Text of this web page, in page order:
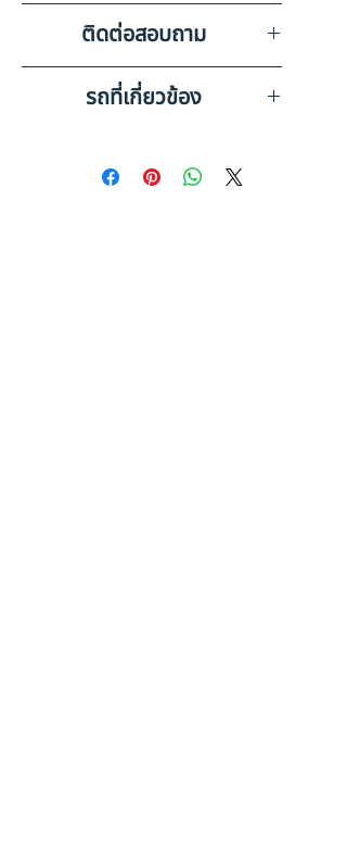
70-2415 สระแก้ว
ติดต่อสอบถาม
เบอร์ติดต่อฝ่ายขาย 098-253-
5968 หรือ 061-386-4375
รถที่เกี่ยวข้อง
(2013) RY21-6620098